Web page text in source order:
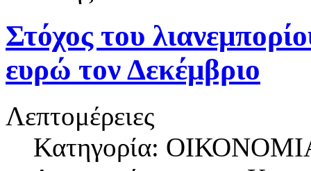
Στόχος του
ευρώ τον Δεκέμβριο
Λεπτομέρειες
Κατηγορία: